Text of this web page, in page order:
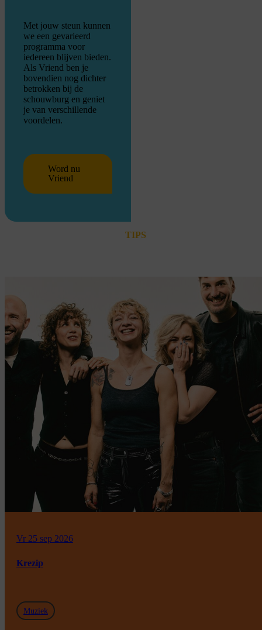
Met jouw steun kunnen
we een gevarieerd
programma voor
iedereen blijven bieden.
Als Vriend ben je
bovendien nog dichter
betrokken bij de
schouwburg en geniet
je van verschillende
voordelen.
Word nu
Vriend
TIPS
Vr 25 sep 2026
Krezip
Muziek